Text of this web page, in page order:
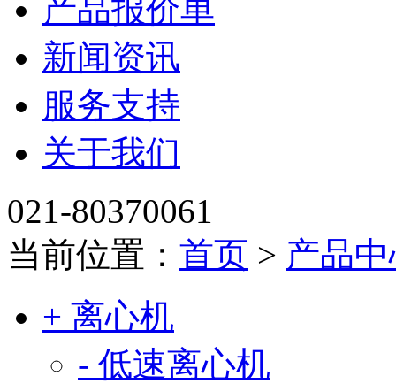
产品报价单
新闻资讯
服务支持
关于我们
021-80370061
当前位置： 首页 > 产品
+ 离心机
- 低速离心机